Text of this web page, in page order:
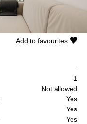
1
Not allowed
Yes
Yes
Yes
Add to favourites